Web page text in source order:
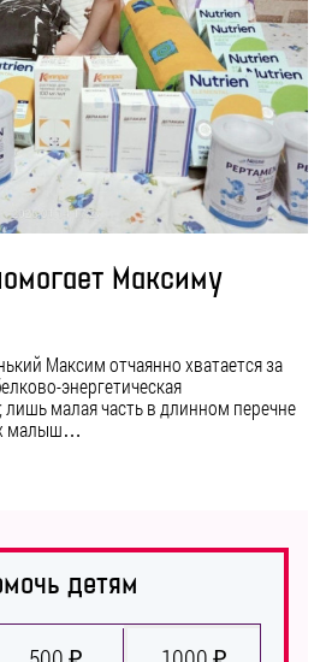
Максиму
Максим отчаянно хватается за
энергетическая
лишь малая часть в длинном перечне
малыш…
детям